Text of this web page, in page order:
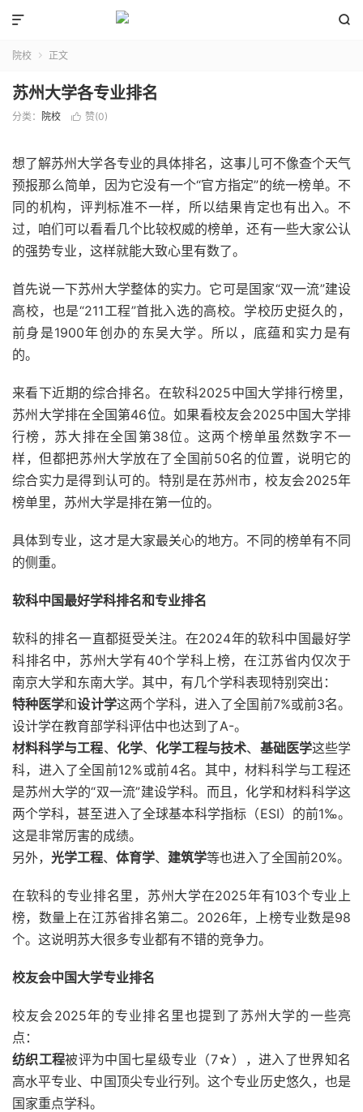


院校  正文
苏州大学各专业排名
分类： 院校  赞(0)
想了解苏州大学各专业的具体排名，这事儿可不像查个天气
预报那么简单，因为它没有一个“官方指定”的统一榜单。不
同的机构，评判标准不一样，所以结果肯定也有出入。不
过，咱们可以看看几个比较权威的榜单，还有一些大家公认
的强势专业，这样就能大致心里有数了。
首先说一下苏州大学整体的实力。它可是国家“双一流”建设
高校，也是“211工程”首批入选的高校。学校历史挺久的，
前身是1900年创办的东吴大学。所以，底蕴和实力是有
的。
来看下近期的综合排名。在软科2025中国大学排行榜里，
苏州大学排在全国第46位。如果看校友会2025中国大学排
行榜，苏大排在全国第38位。这两个榜单虽然数字不一
样，但都把苏州大学放在了全国前50名的位置，说明它的
综合实力是得到认可的。特别是在苏州市，校友会2025年
榜单里，苏州大学是排在第一位的。
具体到专业，这才是大家最关心的地方。不同的榜单有不同
的侧重。
软科中国最好学科排名和专业排名
软科的排名一直都挺受关注。在2024年的软科中国最好学
科排名中，苏州大学有40个学科上榜，在江苏省内仅次于
南京大学和东南大学。其中，有几个学科表现特别突出：
特种医学和设计学这两个学科，进入了全国前7%或前3名。
设计学在教育部学科评估中也达到了A-。
材料科学与工程、 化学、 化学工程与技术、 基础医学这些学
科，进入了全国前12%或前4名。其中，材料科学与工程还
是苏州大学的“双一流”建设学科。而且，化学和材料科学这
两个学科，甚至进入了全球基本科学指标（ESI）的前1‰。
这是非常厉害的成绩。
另外， 光学工程、 体育学、 建筑学等也进入了全国前20%。
在软科的专业排名里，苏州大学在2025年有103个专业上
榜，数量上在江苏省排名第二。2026年，上榜专业数是98
个。这说明苏大很多专业都有不错的竞争力。
校友会中国大学专业排名
校友会2025年的专业排名里也提到了苏州大学的一些亮
点：
纺织工程被评为中国七星级专业（7☆），进入了世界知名
高水平专业、中国顶尖专业行列。这个专业历史悠久，也是
国家重点学科。